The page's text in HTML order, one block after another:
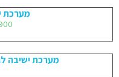
מערכת
מערכת ישיבה